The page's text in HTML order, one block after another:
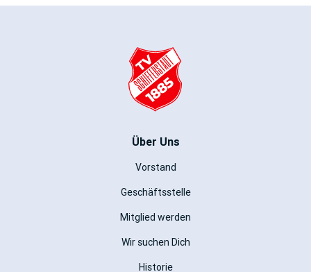
Über Uns
Vorstand
Geschäftsstelle
Mitglied werden
Wir suchen Dich
Historie